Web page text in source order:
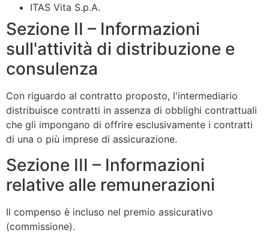
ITAS Vita S.p.A.
Sezione II – Informazioni
sull'attività di distribuzione e
consulenza
Con riguardo al contratto proposto, l'intermediario
distribuisce contratti in assenza di obblighi contrattuali
che gli impongano di offrire esclusivamente i contratti
di una o più imprese di assicurazione.
Sezione III – Informazioni
relative alle remunerazioni
Il compenso è incluso nel premio assicurativo
(commissione).